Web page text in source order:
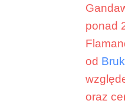
ponad
od
oraz